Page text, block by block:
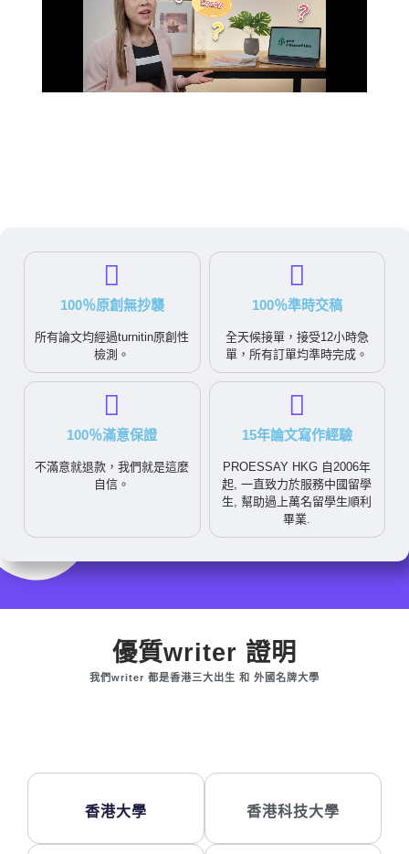
100％原創無抄襲
所有論文均經過turnitin原創性
檢測。
100％準時交稿
全天候接單，接受12小時急
單，所有訂單均準時完成。
100％滿意保證
不滿意就退款，我們就是這麼
自信。
15年論文寫作經驗
PROESSAY HKG 自2006年
起, 一直致力於服務中國留學
生, 幫助過上萬名留學生順利
畢業.
優質writer 證明
我們writer 都是香港三大出生 和 外國名牌大學
香港大學 香港科技大學